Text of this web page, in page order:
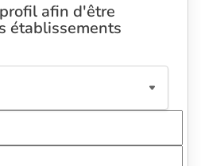
afin d'être
établissements